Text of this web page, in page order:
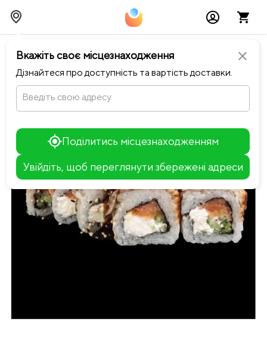
close
Вкажіть своє місцезнаходження
Дізнайтеся про доступність та вартість доставки.
Введіть свою адресу
Поділитись місцезнаходженням
Увійдіть, щоб переглянути збережені адреси
+
−
chevron_leftПовернутися до Sushicoin